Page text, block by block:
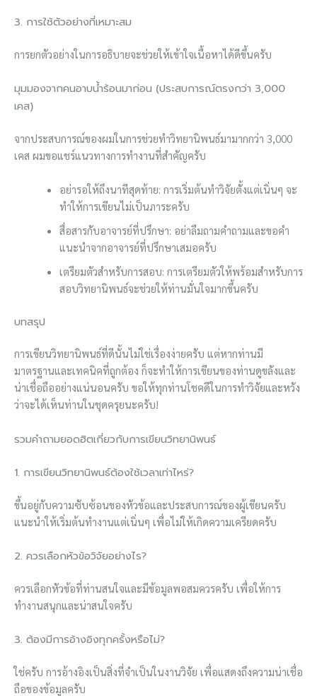
3. การใช้ตัวอย่างที่เหมาะสม
การยกตัวอย่างในการอธิบายจะช่วยให้เข้าใจเนื้อหาได้ดีขึ้นครับ
มุมมองจากคนอาบน้ำร้อนมาก่อน (ประสบการณ์ตรงกว่า 3,000
เคส)
จากประสบการณ์ของผมในการช่วยทำวิทยานิพนธ์มามากกว่า 3,000
เคส ผมขอแชร์แนวทางการทำงานที่สำคัญครับ
อย่ารอให้ถึงนาทีสุดท้าย: การเริ่มต้นทำวิจัยตั้งแต่เนิ่นๆ จะ
ทำให้การเขียนไม่เป็นภาระครับ
สื่อสารกับอาจารย์ที่ปรึกษา: อย่าลืมถามคำถามและขอคำ
แนะนำจากอาจารย์ที่ปรึกษาเสมอครับ
เตรียมตัวสำหรับการสอบ: การเตรียมตัวให้พร้อมสำหรับการ
สอบวิทยานิพนธ์จะช่วยให้ท่านมั่นใจมากขึ้นครับ
บทสรุป
การเขียนวิทยานิพนธ์ที่ดีนั้นไม่ใช่เรื่องง่ายครับ แต่หากท่านมี
มาตรฐานและเทคนิคที่ถูกต้อง ก็จะทำให้การเขียนของท่านดูขลังและ
น่าเชื่อถืออย่างแน่นอนครับ ขอให้ทุกท่านโชคดีในการทำวิจัยและหวัง
ว่าจะได้เห็นท่านในชุดครุยนะครับ!
รวมคำถามยอดฮิตเกี่ยวกับการเขียนวิทยานิพนธ์
1. การเขียนวิทยานิพนธ์ต้องใช้เวลาเท่าไหร่?
ขึ้นอยู่กับความซับซ้อนของหัวข้อและประสบการณ์ของผู้เขียนครับ
แนะนำให้เริ่มต้นทำงานแต่เนิ่นๆ เพื่อไม่ให้เกิดความเครียดครับ
2. ควรเลือกหัวข้อวิจัยอย่างไร?
ควรเลือกหัวข้อที่ท่านสนใจและมีข้อมูลพอสมควรครับ เพื่อให้การ
ทำงานสนุกและน่าสนใจครับ
3. ต้องมีการอ้างอิงทุกครั้งหรือไม่?
ใช่ครับ การอ้างอิงเป็นสิ่งที่จำเป็นในงานวิจัย เพื่อแสดงถึงความน่าเชื่อ
ถือของข้อมูลครับ